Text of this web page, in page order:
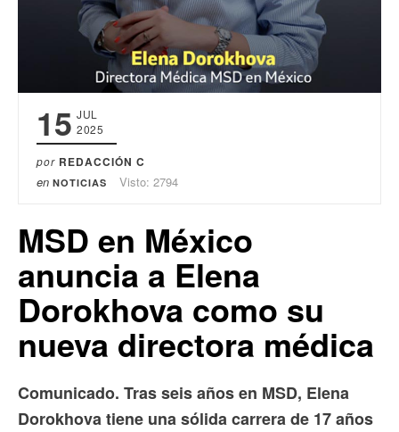
15 JUL
2025
por REDACCIÓN C
en NOTICIAS Visto: 2794
MSD en México
anuncia a Elena
Dorokhova como su
nueva directora médica
Comunicado. Tras seis años en MSD, Elena
Dorokhova tiene una sólida carrera de 17 años